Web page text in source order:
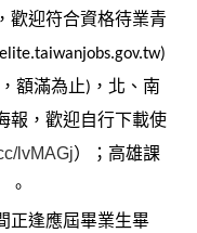
歡迎符合資格待業青
額滿為止) ，北、南
報，歡迎自行下載使
lvMAGj）；高雄課
。
正逢應屆畢業生畢